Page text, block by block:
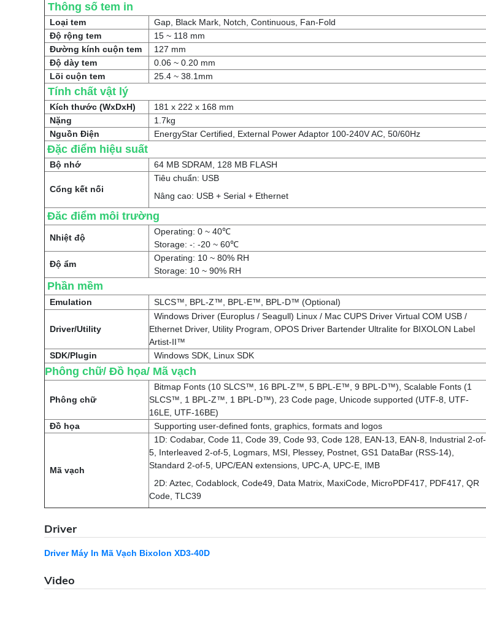
Thông số tem in
Loại tem
Gap, Black Mark, Notch, Continuous, Fan-Fold
Độ rộng tem
15 ~ 118 mm
Đường kính cuộn tem
127 mm
Độ dày tem
0.06 ~ 0.20 mm
Lõi cuộn tem
25.4 ~ 38.1mm
Tính chất vật lý
Kích thước (WxDxH)
181 x 222 x 168 mm
Nặng
1.7kg
Nguồn Điện
EnergyStar Certified, External Power Adaptor 100-240V AC, 50/60Hz
Đặc điểm hiệu suất
Bộ nhớ 64 MB SDRAM, 128 MB FLASH
Cổng kết nối
Tiêu chuẩn: USB
Nâng cao: USB + Serial + Ethernet
Đăc điểm môi trường
Nhiệt độ
Operating: 0 ~ 40℃
Storage: -: -20 ~ 60℃
Độ ẩm
Operating: 10 ~ 80% RH
Storage: 10 ~ 90% RH
Phần mềm
Emulation SLCS™, BPL-Z™, BPL-E™, BPL-D™ (Optional)
Driver/Utility
Windows Driver (Europlus / Seagull) Linux / Mac CUPS Driver Virtual COM USB /
Ethernet Driver, Utility Program, OPOS Driver Bartender Ultralite for BIXOLON Label
Artist-II™
SDK/Plugin
Windows SDK, Linux SDK
Phông chữ/ Đồ họa/ Mã vạch
Phông chữ
Bitmap Fonts (10 SLCS™, 16 BPL-Z™, 5 BPL-E™, 9 BPL-D™), Scalable Fonts (1
SLCS™, 1 BPL-Z™, 1 BPL-D™), 23 Code page, Unicode supported (UTF-8, UTF-
16LE, UTF-16BE)
Đồ họa
Supporting user-defined fonts, graphics, formats and logos
Mã vạch
1D: Codabar, Code 11, Code 39, Code 93, Code 128, EAN-13, EAN-8, Industrial 2-of-
5, Interleaved 2-of-5, Logmars, MSI, Plessey, Postnet, GS1 DataBar (RSS-14),
Standard 2-of-5, UPC/EAN extensions, UPC-A, UPC-E, IMB
2D: Aztec, Codablock, Code49, Data Matrix, MaxiCode, MicroPDF417, PDF417, QR
Code, TLC39
Driver
Driver Máy In Mã Vạch Bixolon XD3-40D
Video